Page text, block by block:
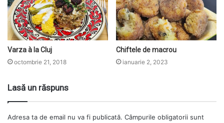
Varza à la Cluj
octombrie 21, 2018
Chiftele de macrou
ianuarie 2, 2023
Lasă un răspuns
Adresa ta de email nu va fi publicată. Câmpurile obligatorii sunt